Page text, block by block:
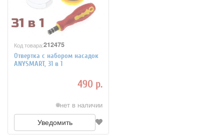
Код товара:212475
Отвертка с набором насадок
ANYSMART, 31 в 1
490 р.
нет в наличии
Уведомить